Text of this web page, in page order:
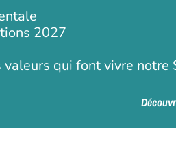
2027
qui font vivre notre